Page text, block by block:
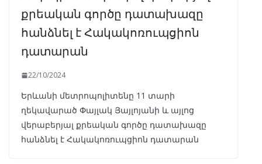
քրեական գործը դատախազը
հանձնել է Հակակոռուպցիոն
դատարան
22/10/2024
Երևանի մետրոպոլիտենը 11 տարի
ղեկավարած Փայլակ Յայլոյանի և այլոց
վերաբերյալ քրեական գործը դատախազը
հանձնել է Հակակոռուպցիոն դատարան